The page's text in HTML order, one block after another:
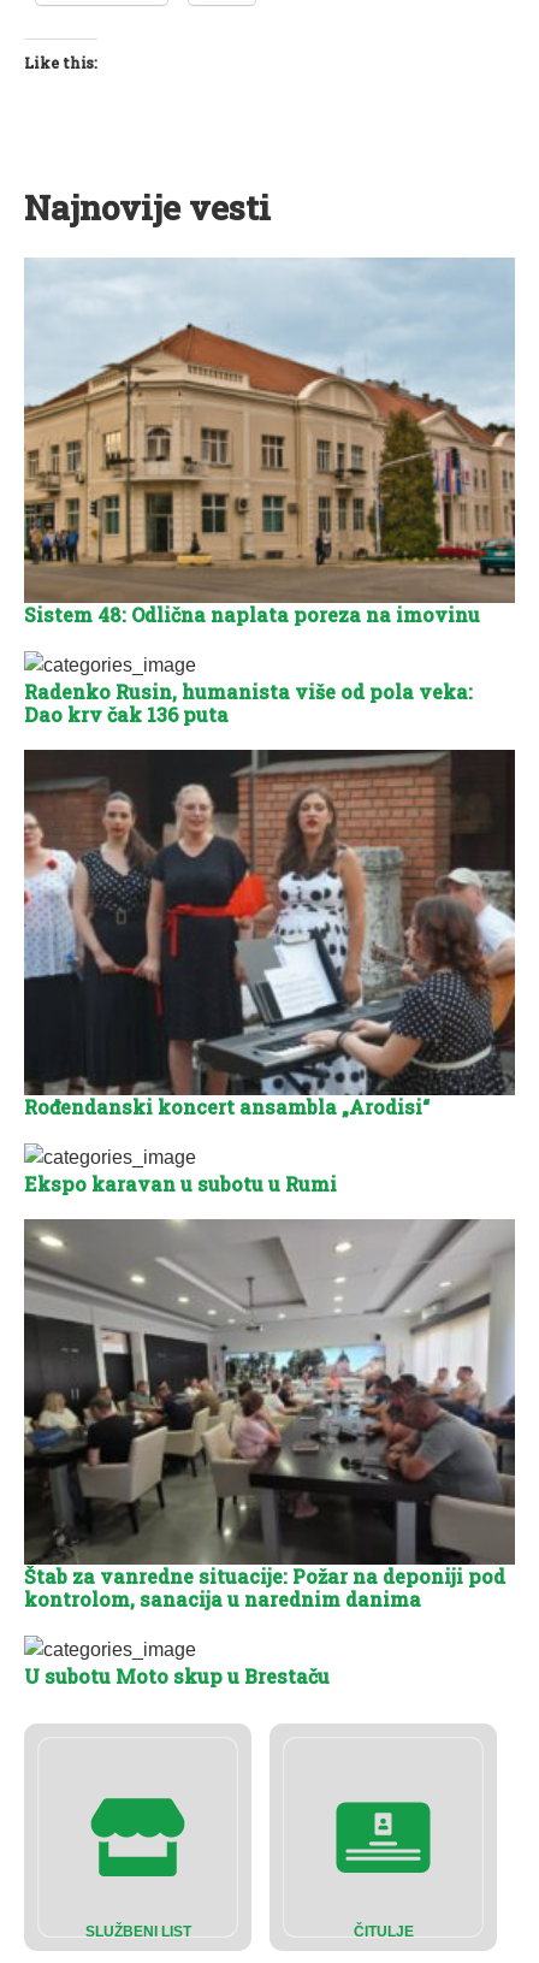
SLUŽBENI LIST ČITULJE
Like this:
Najnovije vesti
Sistem 48: Odlična naplata poreza na imovinu
Radenko Rusin, humanista više od pola veka:
Dao krv čak 136 puta
Rođendanski koncert ansambla „Arodisi“
Ekspo karavan u subotu u Rumi
Štab za vanredne situacije: Požar na deponiji pod
kontrolom, sanacija u narednim danima
U subotu Moto skup u Brestaču